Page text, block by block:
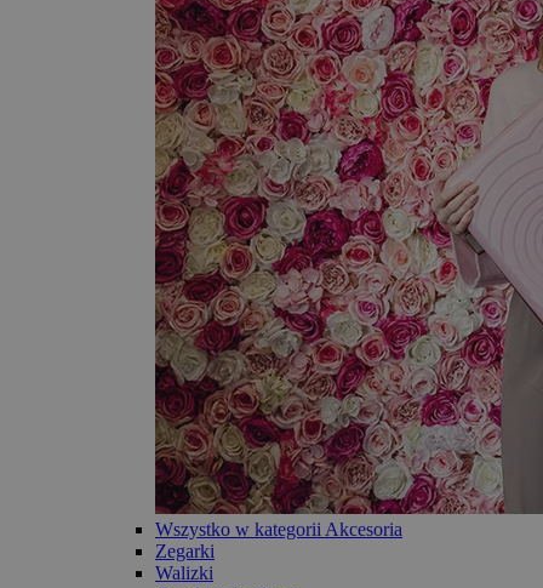
Wszystko w kategorii Akcesoria
Zegarki
Walizki